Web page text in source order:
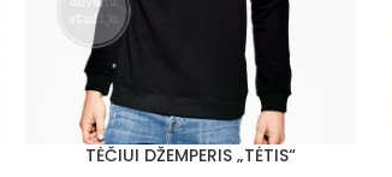
PASIRINKTI SAVYBES
TĖČIUI DŽEMPERIS „TĖTIS“